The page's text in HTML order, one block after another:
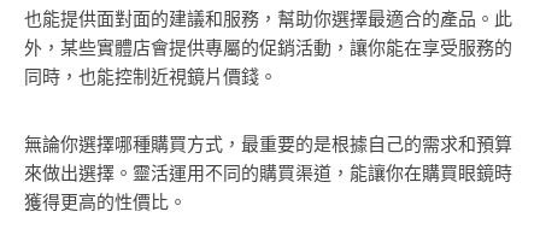
也能提供面對面的建議和服務，幫助你選擇最適合的產品。此
外，某些實體店會提供專屬的促銷活動，讓你能在享受服務的
同時，也能控制近視鏡片價錢。
無論你選擇哪種購買方式，最重要的是根據自己的需求和預算
來做出選擇。靈活運用不同的購買渠道，能讓你在購買眼鏡時
獲得更高的性價比。